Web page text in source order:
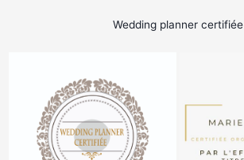
Wedding planner certifiée